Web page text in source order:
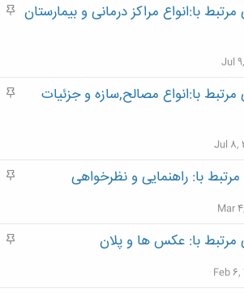
م
با:انواع مراکز درمانی و بیمارستان
Jul
م
با:انواع مصالح,سازه و جزئیات
Jul 8,
م
با: راهنمایی و نظرخواهی
Mar
م
با: عکس ها و پلان
Feb 6,